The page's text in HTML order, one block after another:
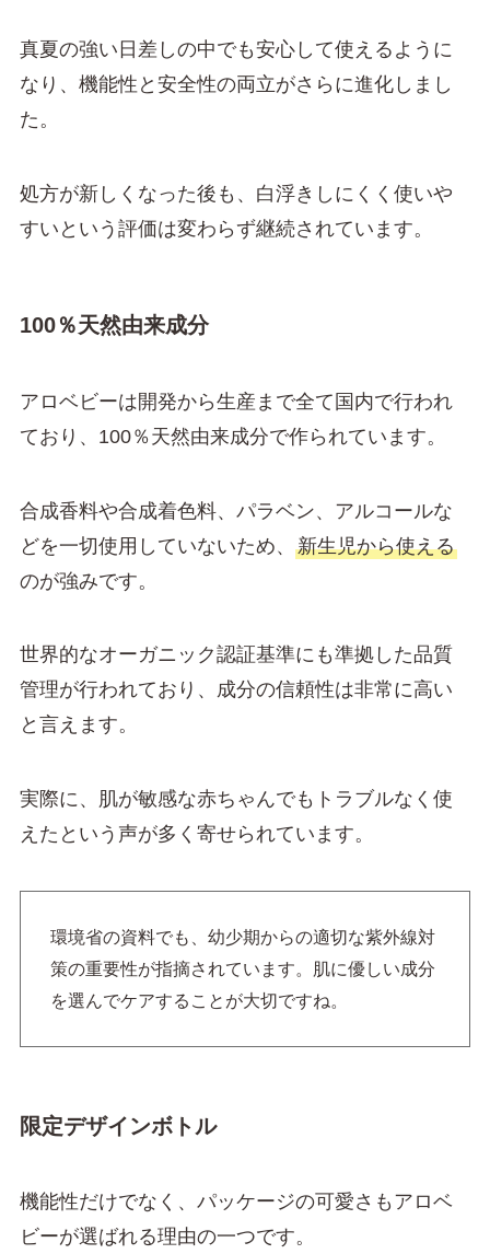
真夏の強い日差しの中でも安心して使えるように
なり、機能性と安全性の両立がさらに進化しまし
た。
処方が新しくなった後も、白浮きしにくく使いや
すいという評価は変わらず継続されています。
100％天然由来成分
アロベビーは開発から生産まで全て国内で行われ
ており、100％天然由来成分で作られています。
合成香料や合成着色料、パラベン、アルコールな
どを一切使用していないため、 新生児から使える
のが強みです。
世界的なオーガニック認証基準にも準拠した品質
管理が行われており、成分の信頼性は非常に高い
と言えます。
実際に、肌が敏感な赤ちゃんでもトラブルなく使
えたという声が多く寄せられています。
環境省の資料でも、幼少期からの適切な紫外線対
策の重要性が指摘されています。肌に優しい成分
を選んでケアすることが大切ですね。
限定デザインボトル
機能性だけでなく、パッケージの可愛さもアロベ
ビーが選ばれる理由の一つです。